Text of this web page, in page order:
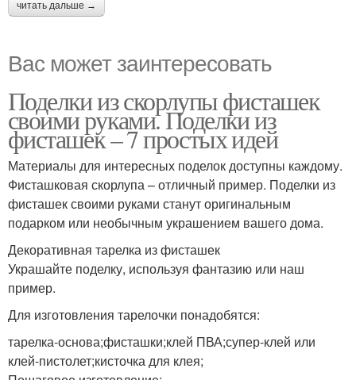
читать дальше →
Вас может заинтересовать
Поделки из скорлупы фисташек
своими руками. Поделки из
фисташек – 7 простых идей
Материалы для интересных поделок доступны каждому.
Фисташковая скорлупа – отличный пример. Поделки из
фисташек своими руками станут оригинальным
подарком или необычным украшением вашего дома.
Декоративная тарелка из фисташек
Украшайте поделку, используя фантазию или наш
пример.
Для изготовления тарелочки понадобятся:
тарелка-основа;фисташки;клей ПВА;супер-клей или
клей-пистолет;кисточка для клея;